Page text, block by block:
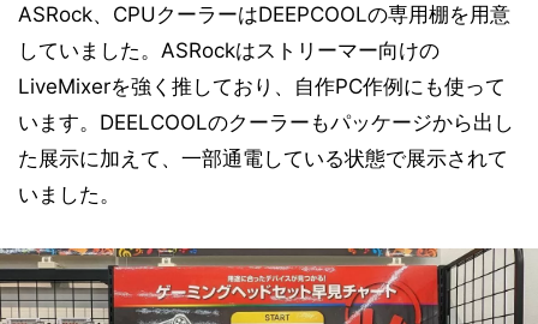
ASRock、CPUクーラーはDEEPCOOLの専用棚を用意
していました。ASRockはストリーマー向けの
LiveMixerを強く推しており、自作PC作例にも使って
います。DEELCOOLのクーラーもパッケージから出し
た展示に加えて、一部通電している状態で展示されて
いました。